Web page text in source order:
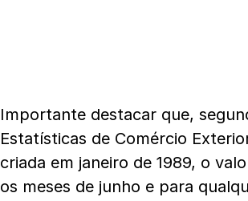
Importante destacar que,
Estatísticas de Comércio
criada em janeiro de 1989, o
os meses de junho e para